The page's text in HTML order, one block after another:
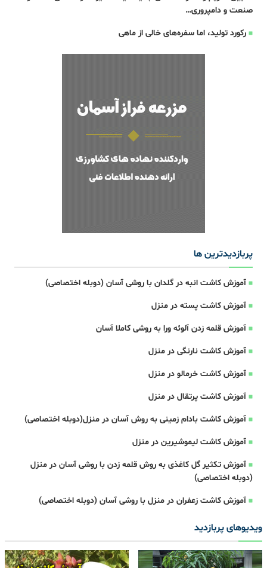
صنعت و دامپروری…
رکورد تولید، اما سفره‌های خالی از ماهی
پربازدیدترین ها
آموزش کاشت انبه در گلدان با روشی آسان (دوبله اختصاصی)
آموزش کاشت پسته در منزل
آموزش قلمه زدن آلوئه ورا به روشی کاملا آسان
آموزش کاشت نارنگی در منزل
آموزش کاشت خرمالو در منزل
آموزش کاشت پرتقال در منزل
آموزش کاشت بادام زمینی به روش آسان در منزل(دوبله اختصاصی)
آموزش کاشت لیموشیرین در منزل
آموزش تکثیر گل کاغذی به روش قلمه زدن با روشی آسان در منزل
(دوبله اختصاصی)
آموزش کاشت زعفران در منزل با روشی آسان (دوبله اختصاصی)
ویدیوهای پربازدید